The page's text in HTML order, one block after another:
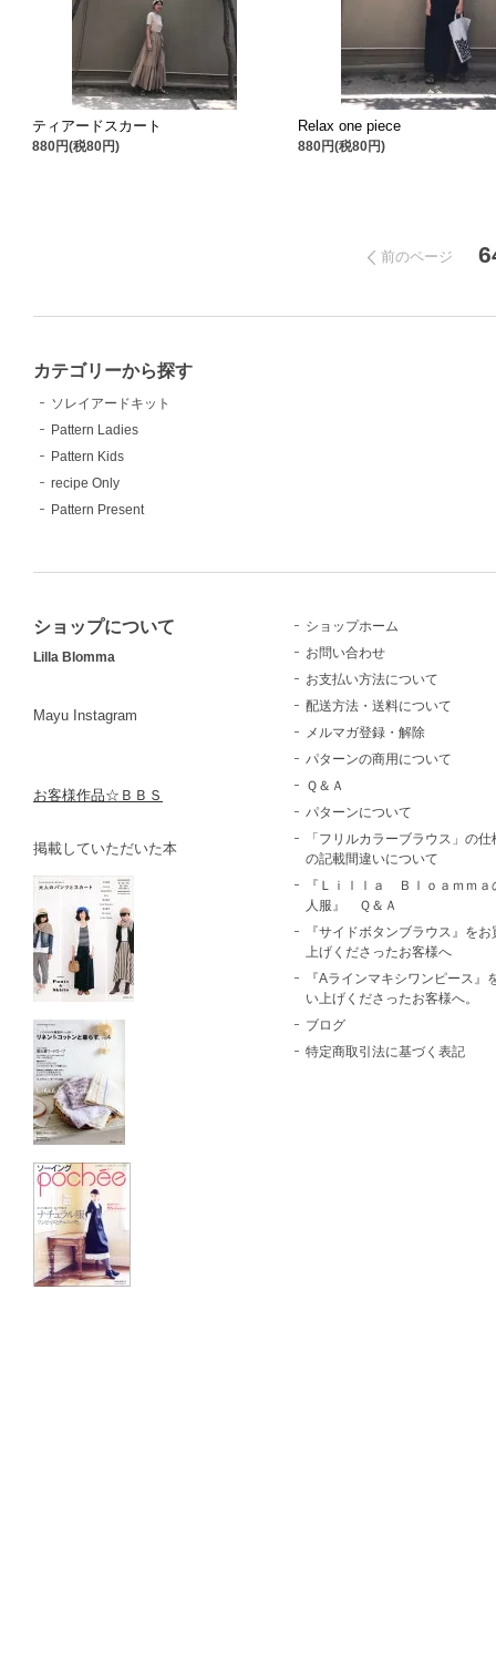
ティアードスカート
880円(税80円)
Relax one piece
880円(税80円)
前のページ
カテゴリーから探す
ソレイアードキット
Pattern Ladies
Pattern Kids
recipe Only
Pattern Present
ショップについて
Lilla Blomma
Mayu Instagram
お客様作品☆ＢＢＳ
掲載していただいた本
ショップホーム
お問い合わせ
お支払い方法について
配送方法・送料について
メルマガ登録・解除
パターンの商用について
Ｑ＆Ａ
パターンについて
「フリルカラーブラウス」の仕
の記載間違いについて
『Ｌｉｌｌａ Ｂｌｏａｍｍａ
人服』 Ｑ＆Ａ
『サイドボタンブラウス』をお
上げくださったお客様へ
『Aラインマキシワンピース』
い上げくださったお客様へ。
ブログ
特定商取引法に基づく表記